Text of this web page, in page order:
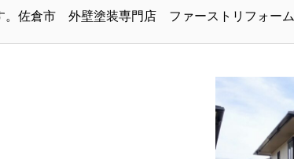
。佐倉市 外壁塗装専門店 ファーストリフォーム